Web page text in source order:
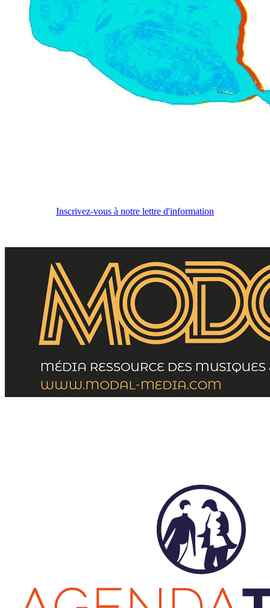
Inscrivez-vous à notre lettre d'information